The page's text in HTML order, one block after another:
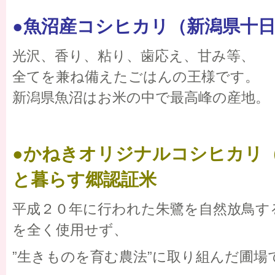
●魚沼産コシヒカリ（新潟県十
光沢、香り、粘り、歯応え、甘み等、
全てを兼ね備えたごはんの王様です。
新潟県魚沼はお米の中で最高峰の産地。
●かねきオリジナルコシヒカリ
と暮らす郷認証米
平成２０年に行われた朱鷺を自然放鳥
を全く使用せず、
”生きものを育む農法”に取り組んだ圃